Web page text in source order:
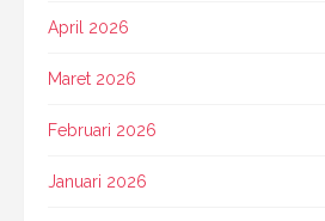
April 2026
Maret 2026
Februari 2026
Januari 2026